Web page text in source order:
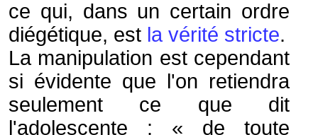
ce qui, dans un certain ordre
diégétique, est la vérité stricte.
La manipulation est cependant
si évidente que l'on retiendra
seulement ce que dit
l'adolescente : « de toute